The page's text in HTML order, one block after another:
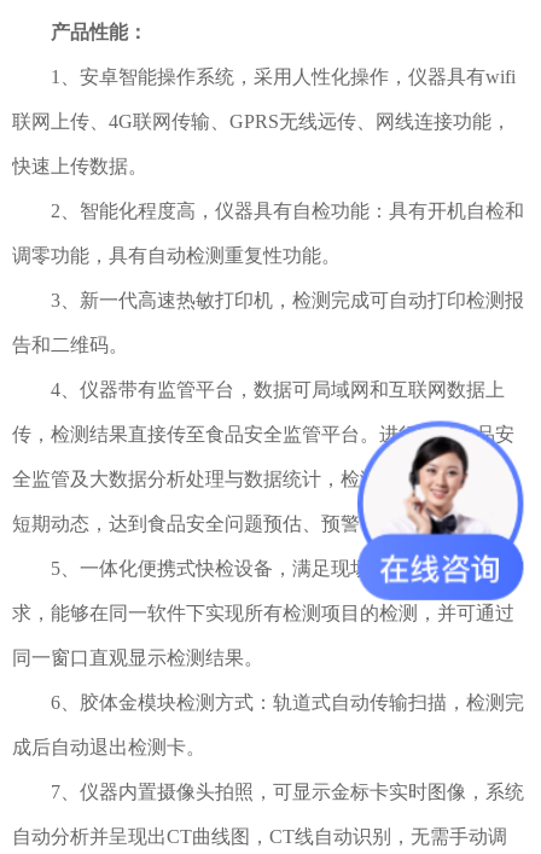
产品性能：
1、安卓智能操作系统，采用人性化操作，仪器具有wifi
联网上传、4G联网传输、GPRS无线远传、网线连接功能，
快速上传数据。
2、智能化程度高，仪器具有自检功能：具有开机自检和
调零功能，具有自动检测重复性功能。
3、新一代高速热敏打印机，检测完成可自动打印检测报
告和二维码。
4、仪器带有监管平台，数据可局域网和互联网数据上
传，检测结果直接传至食品安全监管平台。进行区域食品安
全监管及大数据分析处理与数据统计，检测区域食品安全长
短期动态，达到食品安全问题预估、预警
5、一体化便携式快检设备，满足现场及流动检测使用需
求，能够在同一软件下实现所有检测项目的检测，并可通过
同一窗口直观显示检测结果。
6、胶体金模块检测方式：轨道式自动传输扫描，检测完
成后自动退出检测卡。
7、仪器内置摄像头拍照，可显示金标卡实时图像，系统
自动分析并呈现出CT曲线图，CT线自动识别，无需手动调